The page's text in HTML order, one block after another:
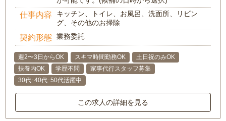
仕事内容
キッチン、トイレ、お風呂、洗面所、リビン
グ、その他のお掃除
契約形態 業務委託
週2〜3日からOK スキマ時間勤務OK
土日祝のみOK
扶養内OK
学歴不問
家事代行スタッフ募集
30代･40代･50代活躍中
この求人の詳細を見る